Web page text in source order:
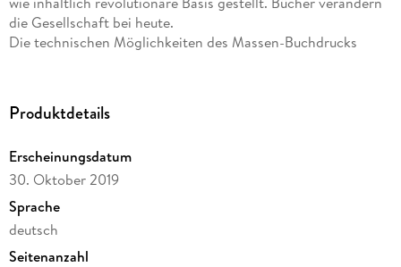
die Gesellschaft bei heute.
Die technischen Möglichkeiten des Massen-Buchdrucks
verfasste oftmals ein Lebenswerk. Dies spiegelt sich in der
Leider altern Bücher. Papier ist nicht für die Ewigkeit
gemacht. Daher haben wir es uns zur Aufgabe gemacht, das
zu Buch gebrachte Wissen der Menschheit zu konservieren
und alte Bücher in möglichst hoher Qualität zu niedrigen
Preisen verfügbar zu machen.
Produktdetails
Erscheinungsdatum
30. Oktober 2019
Sprache
deutsch
Seitenanzahl